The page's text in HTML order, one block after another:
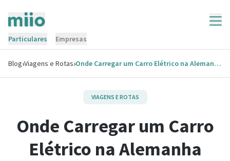
Particulares Empresas
Blog›Viagens e Rotas› Onde Carregar um Carro Elétrico na Alemanha
VIAGENS E ROTAS
Onde Carregar um Carro
Elétrico na Alemanha